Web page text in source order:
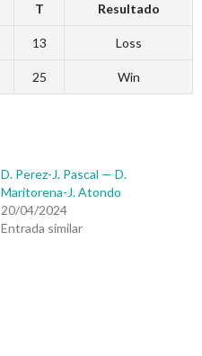
T Resultado
13 Loss
25 Win
D. Perez-J. Pascal — D.
Maritorena-J. Atondo
20/04/2024
Entrada similar